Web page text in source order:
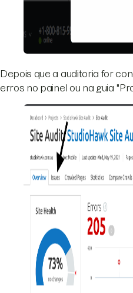
Depois que a auditoria for
erros no painel ou na guia